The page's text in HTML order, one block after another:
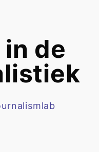
de